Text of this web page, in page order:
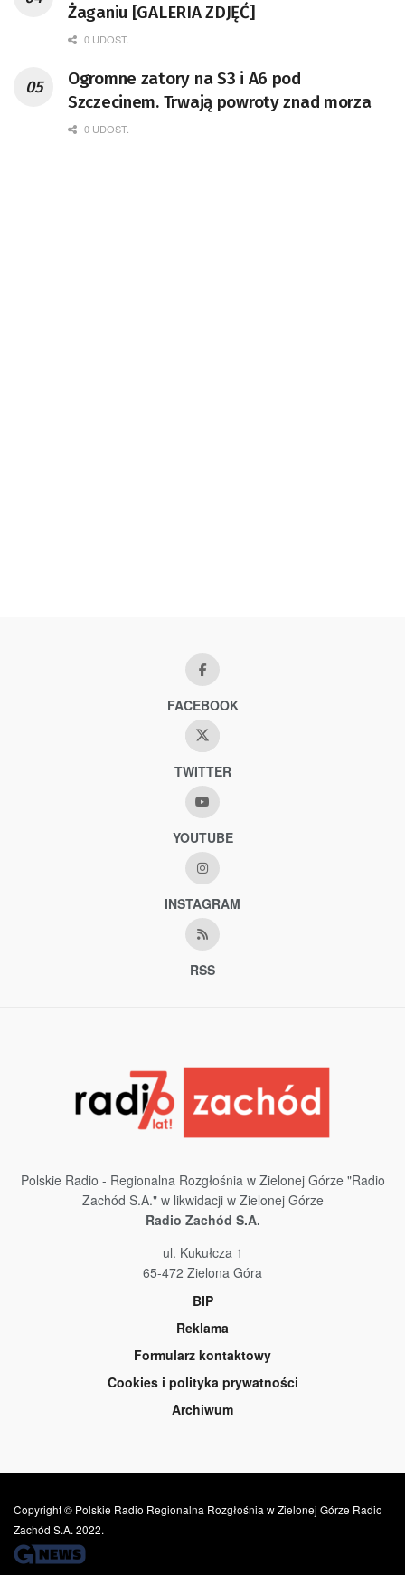
Żaganiu [GALERIA ZDJĘĆ]
0 UDOST.
Ogromne zatory na S3 i A6 pod
Szczecinem. Trwają powroty znad morza
0 UDOST.
FACEBOOK
TWITTER
YOUTUBE
INSTAGRAM
RSS
Polskie Radio - Regionalna Rozgłośnia w Zielonej Górze "Radio
Zachód S.A." w likwidacji w Zielonej Górze
Radio Zachód S.A.
ul. Kukułcza 1
65-472 Zielona Góra
BIP
Reklama
Formularz kontaktowy
Cookies i polityka prywatności
Archiwum
Copyright © Polskie Radio Regionalna Rozgłośnia w Zielonej Górze Radio
Zachód S.A. 2022.